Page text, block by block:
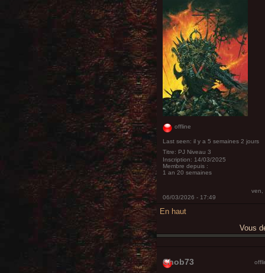
offline
Last seen: il y a 5 semaines 2 jours
Titre: PJ Niveau 3
Inscription: 14/03/2025
Membre depuis :
1 an 20 semaines
ven,
06/03/2026 - 17:49
En haut
Vous
Chob73